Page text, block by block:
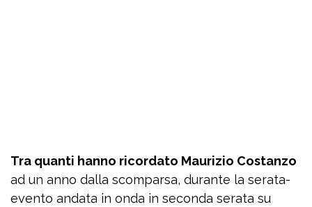
Tra quanti hanno ricordato Maurizio Costanzo
ad un anno dalla scomparsa, durante la serata-
evento andata in onda in seconda serata su